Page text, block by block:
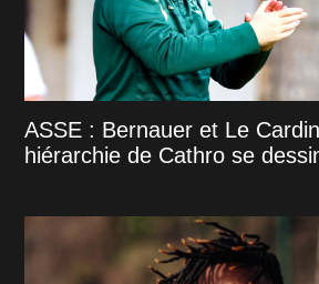
ASSE : Bernauer et Le
hiérarchie de Cathro se